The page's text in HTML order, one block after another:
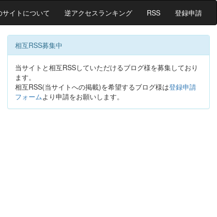
サイトについて 逆アクセスランキング RSS 登録申請
相互RSS募集中
当サイトと相互RSSしていただけるブログ様を募集しており
ます。
相互RSS(当サイトへの掲載)を希望するブログ様は登録申請
フォームより申請をお願いします。